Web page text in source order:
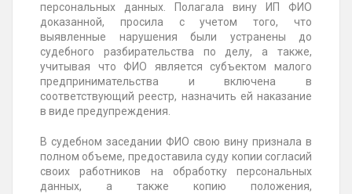
персональных данных. Полагала вину ИП ФИО
доказанной, просила с учетом того, что
выявленные нарушения были устранены до
судебного разбирательства по делу, а также,
учитывая что ФИО является субъектом малого
предпринимательства и включена в
соответствующий реестр, назначить ей наказание
в виде предупреждения.
В судебном заседании ФИО свою вину признала в
полном объеме, предоставила суду копии согласий
своих работников на обработку персональных
данных, а также копию положения,